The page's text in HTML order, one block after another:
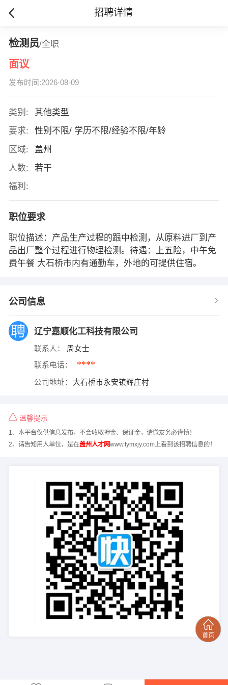
招聘详情
检测员/全职
面议
发布时间:2026-08-09
类别:
其他类型
要求:
性别不限/ 学历不限/经验不限/年龄
区域:
盖州
人数:
若干
福利:
职位要求
职位描述：产品生产过程的跟中检测，从原料进厂到产
品出厂整个过程进行物理检测。待遇：上五险，中午免
费午餐 大石桥市内有通勤车，外地的可提供住宿。
公司信息
辽宁嘉顺化工科技有限公司
联系人： 周女士
联系电话： ****
公司地址： 大石桥市永安镇辉庄村
温馨提示
1、本平台仅供信息发布，不会收取押金、保证金，请微友务必谨慎！
2、请告知用人单位，是在盖州人才网www.tymxjy.com上看到该招聘信息的！